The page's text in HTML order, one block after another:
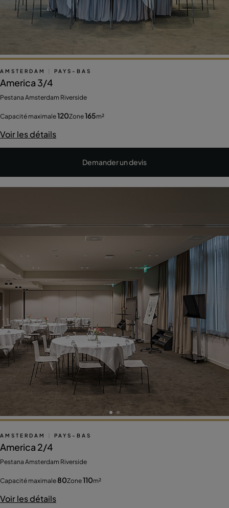
AMSTERDAM PAYS-BAS
America 3/4
Pestana Amsterdam Riverside
Capacité maximale120Zone165m²
Voir les détails
Demander un devis
AMSTERDAM PAYS-BAS
America 2/4
Pestana Amsterdam Riverside
Capacité maximale 80Zone110m²
Voir les détails